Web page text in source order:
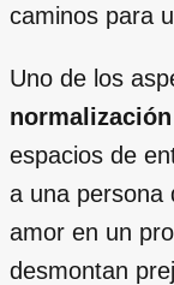
caminos para
Uno de los
espacios de
a una persona
amor en un
desmontan